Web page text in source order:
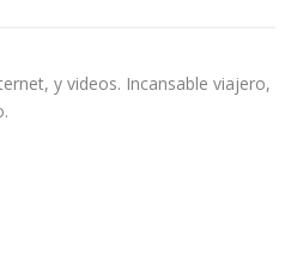
y videos. Incansable viajero,